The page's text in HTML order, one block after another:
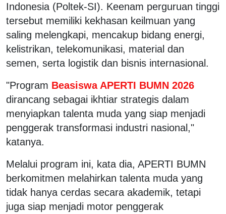
Indonesia (Poltek-SI). Keenam perguruan tinggi
tersebut memiliki kekhasan keilmuan yang
saling melengkapi, mencakup bidang energi,
kelistrikan, telekomunikasi, material dan
semen, serta logistik dan bisnis internasional.
"Program Beasiswa APERTI BUMN 2026
dirancang sebagai ikhtiar strategis dalam
menyiapkan talenta muda yang siap menjadi
penggerak transformasi industri nasional,"
katanya.
Melalui program ini, kata dia, APERTI BUMN
berkomitmen melahirkan talenta muda yang
tidak hanya cerdas secara akademik, tetapi
juga siap menjadi motor penggerak